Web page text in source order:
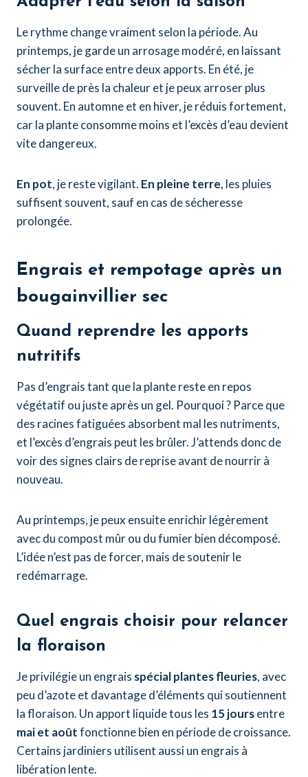
Le rythme change vraiment selon la période. Au
printemps, je garde un arrosage modéré, en laissant
sécher la surface entre deux apports. En été, je
surveille de près la chaleur et je peux arroser plus
souvent. En automne et en hiver, je réduis fortement,
car la plante consomme moins et l’excès d’eau devient
vite dangereux.
En pot, je reste vigilant. En pleine terre, les pluies
suffisent souvent, sauf en cas de sécheresse
prolongée.
Engrais et rempotage après un
bougainvillier sec
Quand reprendre les apports
nutritifs
Pas d’engrais tant que la plante reste en repos
végétatif ou juste après un gel. Pourquoi ? Parce que
des racines fatiguées absorbent mal les nutriments,
et l’excès d’engrais peut les brûler. J’attends donc de
voir des signes clairs de reprise avant de nourrir à
nouveau.
Au printemps, je peux ensuite enrichir légèrement
avec du compost mûr ou du fumier bien décomposé.
L’idée n’est pas de forcer, mais de soutenir le
redémarrage.
Quel engrais choisir pour relancer
la floraison
Je privilégie un engrais spécial plantes fleuries, avec
peu d’azote et davantage d’éléments qui soutiennent
la floraison. Un apport liquide tous les 15 joursentre
mai et aoûtfonctionne bien en période de croissance.
Certains jardiniers utilisent aussi un engrais à
libération lente.